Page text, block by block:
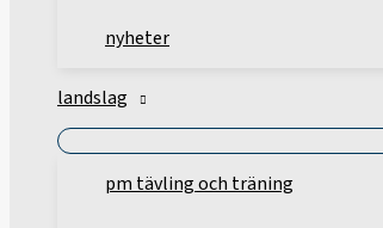
nyheter
landslag
pm tävling och träning